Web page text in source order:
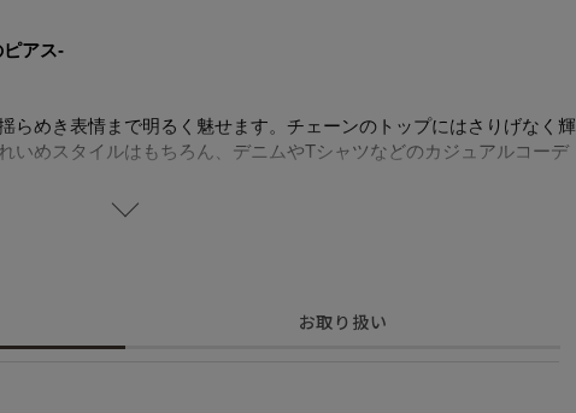
アス-
らめき表情まで明るく魅せます。チェーンのトップにはさりげなく輝
いめスタイルはもちろん、デニムやTシャツなどのカジュアルコーデ
簡単で長くご愛用いただけます。
にやさしく、長くご愛用いただける観点からサステナブルパールとし
お取り扱い